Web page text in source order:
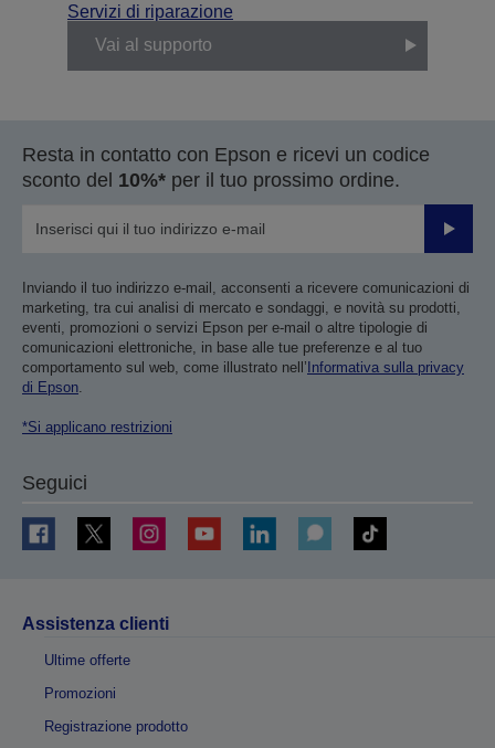
Servizi di riparazione
Vai al supporto
Resta in contatto con Epson e ricevi un codice
sconto del 10%* per il tuo prossimo ordine.
Invia
Inviando il tuo indirizzo e-mail, acconsenti a ricevere comunicazioni di
marketing, tra cui analisi di mercato e sondaggi, e novità su prodotti,
eventi, promozioni o servizi Epson per e-mail o altre tipologie di
comunicazioni elettroniche, in base alle tue preferenze e al tuo
comportamento sul web, come illustrato nell’Informativa sulla privacy
di Epson
*Si applicano restrizioni
Seguici
Assistenza clienti
Ultime offerte
Promozioni
Registrazione prodotto